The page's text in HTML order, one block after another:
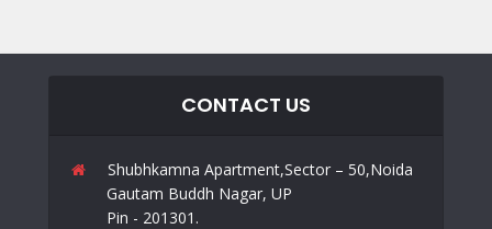
CONTACT US
Shubhkamna Apartment,Sector – 50,Noida
Gautam Buddh Nagar, UP
Pin - 201301.